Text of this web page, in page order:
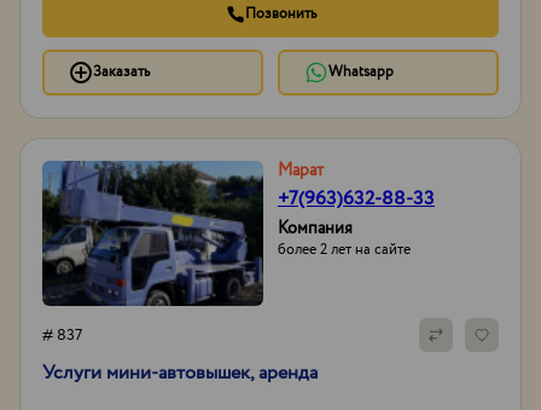
Позвонить
Заказать Whatsapp
Марат
+7(963)632-88-33
Компания
более 2 лет на сайте
# 837
Услуги мини-автовышек, аренда